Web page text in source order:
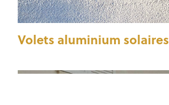
Volets aluminium solaires